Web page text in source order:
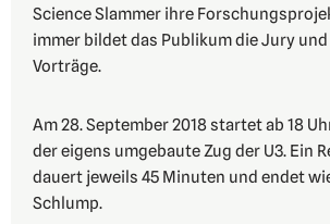
Science Slammer ihre
immer bildet das Publikum die Jury
Vorträge.
Am 28. September 2018 startet ab 18
der eigens umgebaute Zug der U3. Ein
dauert jeweils 45 Minuten und endet
Schlump.